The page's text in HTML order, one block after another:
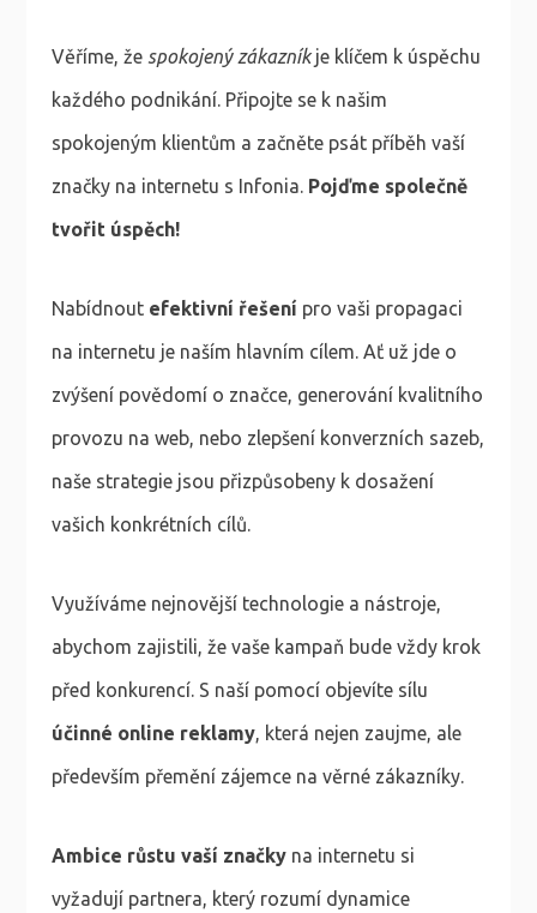
Věříme, že spokojený zákazníkje klíčem k úspěchu
každého podnikání. Připojte se k našim
spokojeným klientům a začněte psát příběh vaší
značky na internetu s Infonia. Pojďme společně
tvořit úspěch!
Nabídnout efektivní řešení pro vaši propagaci
na internetu je naším hlavním cílem. Ať už jde o
zvýšení povědomí o značce, generování kvalitního
provozu na web, nebo zlepšení konverzních sazeb,
naše strategie jsou přizpůsobeny k dosažení
vašich konkrétních cílů.
Využíváme nejnovější technologie a nástroje,
abychom zajistili, že vaše kampaň bude vždy krok
před konkurencí. S naší pomocí objevíte sílu
účinné online reklamy, která nejen zaujme, ale
především přemění zájemce na věrné zákazníky.
Ambice růstu vaší značkyna internetu si
vyžadují partnera, který rozumí dynamice